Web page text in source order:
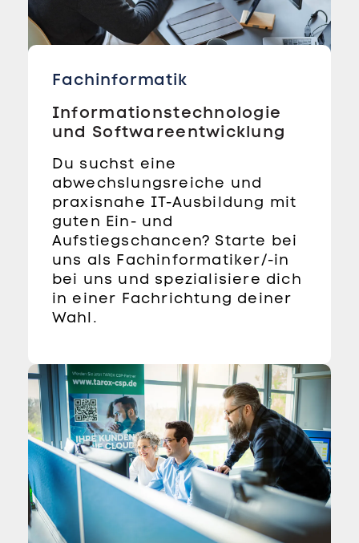
Fachinformatik
Informationstechnologie
und Softwareentwicklung
Du suchst eine
abwechslungsreiche und
praxisnahe IT-Ausbildung mit
guten Ein- und
Aufstiegschancen? Starte bei
uns als Fachinformatiker/-in
bei uns und spezialisiere dich
in einer Fachrichtung deiner
Wahl.